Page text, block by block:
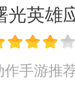
光英雄
作手游推